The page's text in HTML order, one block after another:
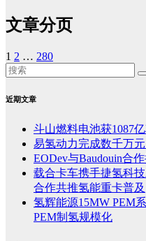
文章分页
1 2 … 280
近期文章
斗山燃料电池获1087
易氢动力完成数千万
EODev与Baudouin合
载合卡车携手捷氢科
合作共推氢能重卡普及
氢辉能源15MW PEM
PEM制氢规模化